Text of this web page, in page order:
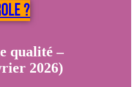
?
qualité –
2026)